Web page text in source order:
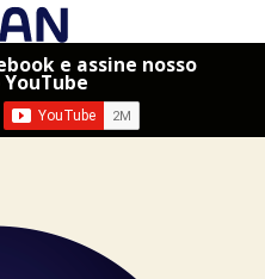
e assine nosso